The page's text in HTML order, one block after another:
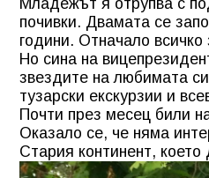
почивки. Двамата се
години. Отначало
Но сина на
звездите на любимата
тузарски екскурзии и
Почти през месец били
Оказало се, че няма
Стария континент, което